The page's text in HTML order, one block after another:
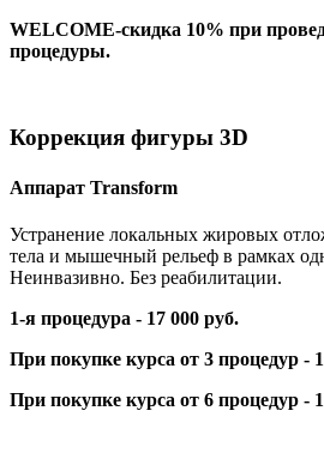
WELCOME-скидка 10% при
процедуры.
Коррекция фигуры 3D
Аппарат Transform
Устранение локальных жировых
тела и мышечный рельеф в рамках
Неинвазивно. Без реабилитации.
1-я процедура - 17 000 руб.
При покупке курса от 3 процедур -
При покупке курса от 6 процедур -